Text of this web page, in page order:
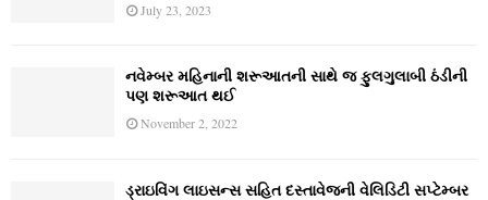
July 23, 2023
નવેમ્‍બર મહિનાની શરૂઆતની સાથે જ ફુલગુલાબી ઠંડીની
પણ શરૂઆત થઈ
November 2, 2022
ડ્રાઇવિંગ લાઇસન્સ સહિત દસ્તાવેજની વેલિડિટી સપ્ટેમ્બર